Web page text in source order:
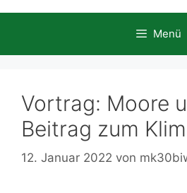
Menü
Vortrag: Moore
Beitrag zum
12. Januar 2022 von